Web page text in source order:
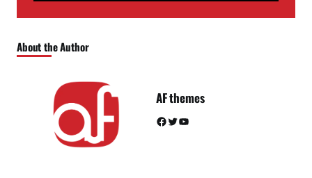
About the Author
AF themes
Facebook Twitter YouTube